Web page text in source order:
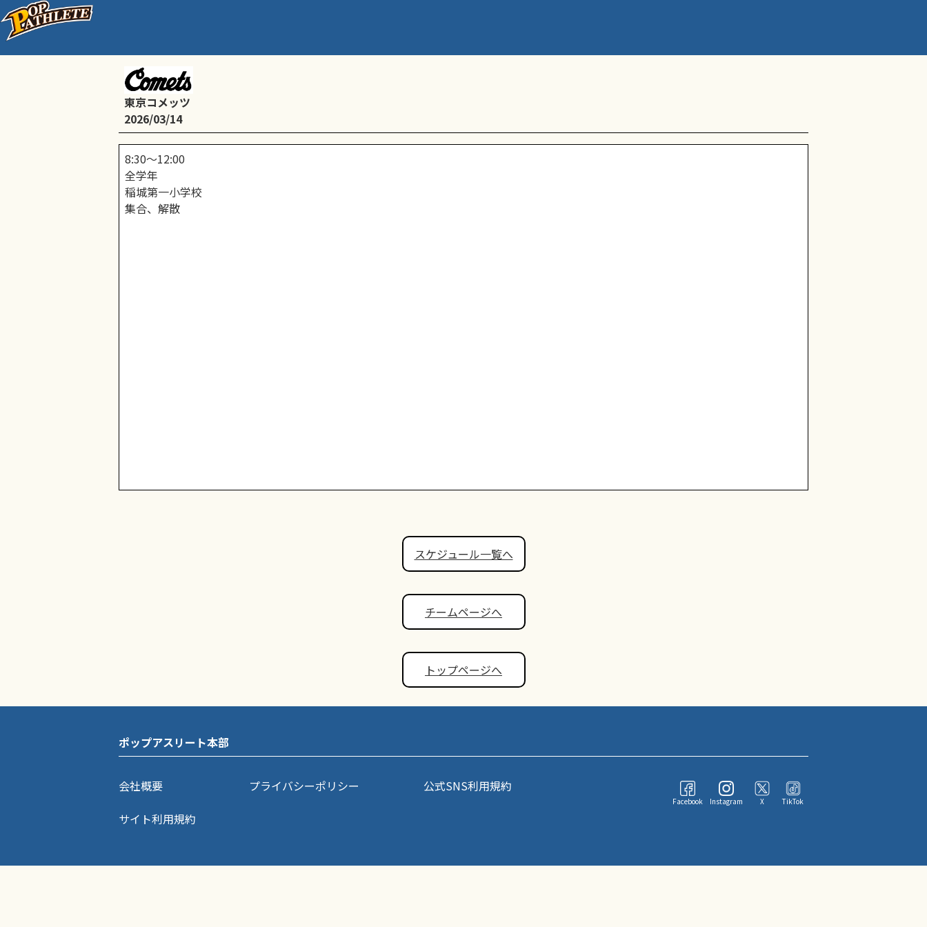
東京コメッツ
2026/03/14
8:30〜12:00
全学年
稲城第一小学校
集合、解散
スケジュール一覧へ
チームページへ
トップページへ
ポップアスリート本部
会社概要 プライバシーポリシー
公式SNS利用規約
サイト利用規約
Facebook Instagram X TikTok